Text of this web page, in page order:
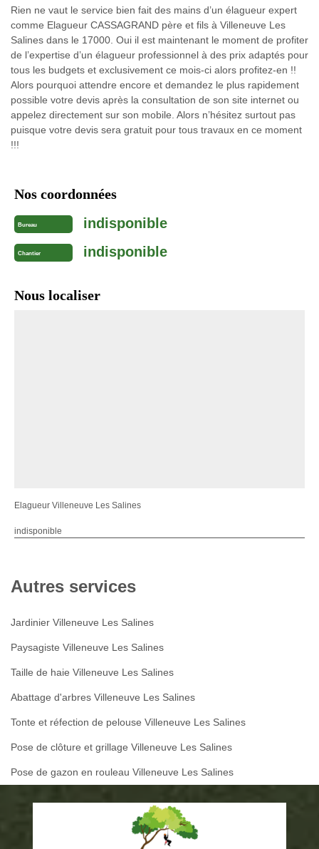
Rien ne vaut le service bien fait des mains d’un élagueur expert
comme Elagueur CASSAGRAND père et fils à Villeneuve Les
Salines dans le 17000. Oui il est maintenant le moment de profiter
de l’expertise d’un élagueur professionnel à des prix adaptés pour
tous les budgets et exclusivement ce mois-ci alors profitez-en !!
Alors pourquoi attendre encore et demandez le plus rapidement
possible votre devis après la consultation de son site internet ou
appelez directement sur son mobile. Alors n’hésitez surtout pas
puisque votre devis sera gratuit pour tous travaux en ce moment
!!!
Nos coordonnées
Bureau indisponible
Chantier indisponible
Nous localiser
Elagueur Villeneuve Les Salines
indisponible
Autres services
Jardinier Villeneuve Les Salines
Paysagiste Villeneuve Les Salines
Taille de haie Villeneuve Les Salines
Abattage d'arbres Villeneuve Les Salines
Tonte et réfection de pelouse Villeneuve Les Salines
Pose de clôture et grillage Villeneuve Les Salines
Pose de gazon en rouleau Villeneuve Les Salines